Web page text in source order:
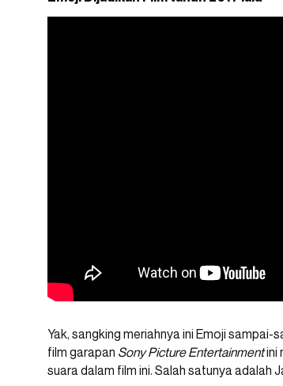
Yak, sangking meriahnya ini Emoji
film garapan Sony Picture Entertainmentini
suara dalam film ini. Salah satunya adalah